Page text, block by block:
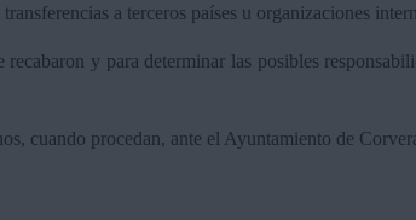
a terceros países u organizaciones
y para determinar las posibles
cuando procedan, ante el Ayuntamiento de